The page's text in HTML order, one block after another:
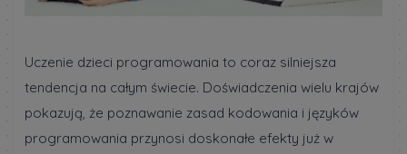
Uczenie dzieci programowania to coraz silniejsza
tendencja na całym świecie. Doświadczenia wielu krajów
pokazują, że poznawanie zasad kodowania i języków
programowania przynosi doskonałe efekty już w